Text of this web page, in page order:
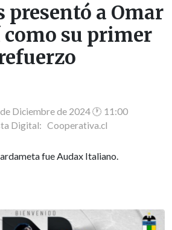
a Omar
como su primer
Diciembre de 2024 🕐 11:00
Digital: Cooperativa.cl
fue Audax Italiano.